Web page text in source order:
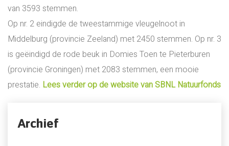
van 3593 stemmen.
Op nr. 2 eindigde de tweestammige vleugelnoot in
Middelburg (provincie Zeeland) met 2450 stemmen. Op nr. 3
is geëindigd de rode beuk in Domies Toen te Pieterburen
(provincie Groningen) met 2083 stemmen, een mooie
prestatie. Lees verder op de website van SBNL Natuurfonds
Archief